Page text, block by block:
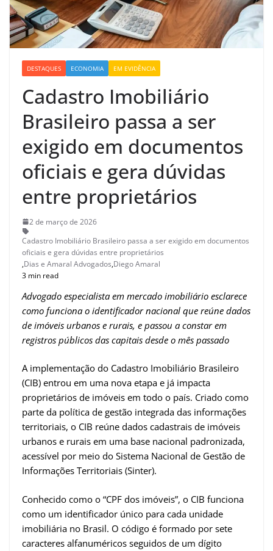
DESTAQUES ECONOMIA EM EVIDÊNCIA
Cadastro Imobiliário
Brasileiro passa a ser
exigido em documentos
oficiais e gera dúvidas
entre proprietários
2 de março de 2026
Cadastro Imobiliário Brasileiro passa a ser exigido em documentos
oficiais e gera dúvidas entre proprietários
,Dias e Amaral Advogados,Diego Amaral
3 min read
Advogado especialista em mercado imobiliário esclarece
como funciona o identificador nacional que reúne dados
de imóveis urbanos e rurais, e passou a constar em
registros públicos das capitais desde o mês passado
A implementação do Cadastro Imobiliário Brasileiro
(CIB) entrou em uma nova etapa e já impacta
proprietários de imóveis em todo o país. Criado como
parte da política de gestão integrada das informações
territoriais, o CIB reúne dados cadastrais de imóveis
urbanos e rurais em uma base nacional padronizada,
acessível por meio do Sistema Nacional de Gestão de
Informações Territoriais (Sinter).
Conhecido como o “CPF dos imóveis”, o CIB funciona
como um identificador único para cada unidade
imobiliária no Brasil. O código é formado por sete
caracteres alfanuméricos seguidos de um dígito